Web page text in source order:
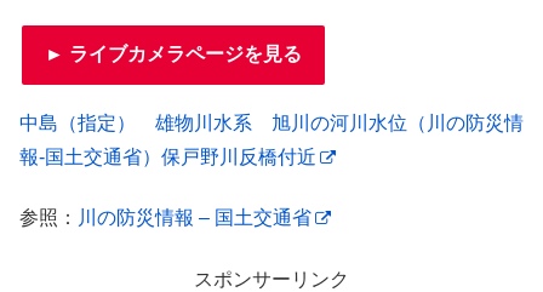
► ライブカメラページを見る
中島（指定） 雄物川水系 旭川の河川水位（川の防災情
報-国土交通省）保戸野川反橋付近
参照： 川の防災情報 – 国土交通省
スポンサーリンク